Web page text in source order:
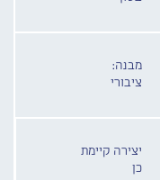
מבנה:
ציבורי
יצירה קיימת
כן